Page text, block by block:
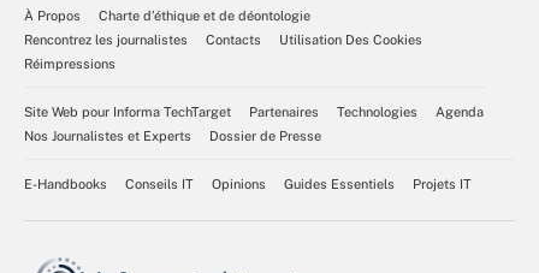
À Propos
Charte d’éthique et de déontologie
Rencontrez les journalistes
Contacts
Utilisation Des Cookies
Réimpressions
Site Web pour Informa TechTarget Partenaires Technologies
Agenda
Nos Journalistes et Experts
Dossier de Presse
E-Handbooks Conseils IT Opinions Guides Essentiels Projets IT